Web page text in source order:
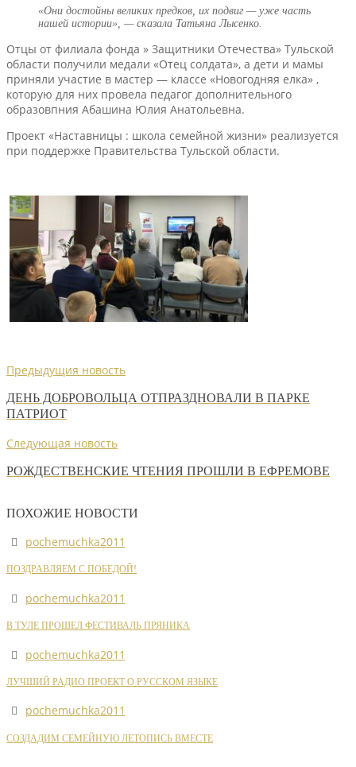
«Они достойны великих предков, их подвиг — уже часть
нашей истории», — сказала Татьяна Лысенко.
Отцы от филиала фонда » Защитники Отечества» Тульской
области получили медали «Отец солдата», а дети и мамы
приняли участие в мастер — классе «Новогодняя елка» ,
которую для них провела педагог дополнительного
образовпния Абашина Юлия Анатольевна.
Проект «Наставницы : школа семейной жизни» реализуется
при поддержке Правительства Тульской области.
Предыдущия новость
ДЕНЬ ДОБРОВОЛЬЦА ОТПРАЗДНОВАЛИ В ПАРКЕ
ПАТРИОТ
Следующая новость
РОЖДЕСТВЕНСКИЕ ЧТЕНИЯ ПРОШЛИ В ЕФРЕМОВЕ
ПОХОЖИЕ НОВОСТИ
pochemuchka2011
ПОЗДРАВЛЯЕМ С ПОБЕДОЙ!
pochemuchka2011
В ТУЛЕ ПРОШЕЛ ФЕСТИВАЛЬ ПРЯНИКА
pochemuchka2011
ЛУЧШИЙ РАДИО ПРОЕКТ О РУССКОМ ЯЗЫКЕ
pochemuchka2011
СОЗДАДИМ СЕМЕЙНУЮ ЛЕТОПИСЬ ВМЕСТЕ